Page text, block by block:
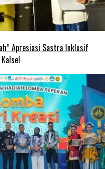
Apresiasi Sastra Inklusif